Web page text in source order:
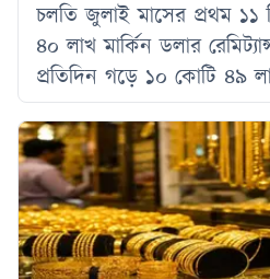
চলতি জুলাই মাসের প্রথম ১১
৪০ লাখ মার্কিন ডলার
প্রতিদিন গড়ে ১০ কোটি ৪৯
আয় দেশে প্রবেশ করেছে।
অনুযায়ী, গত বছরের একই
বছরের একই সময়ে রেমিট্যান্স
বেড়েছে। রোববার (১২ জুলাই) বাংলাদেশ ব্যাংকের
মুখপাত্র আরিফ হোসেন খান এ
বলেন,